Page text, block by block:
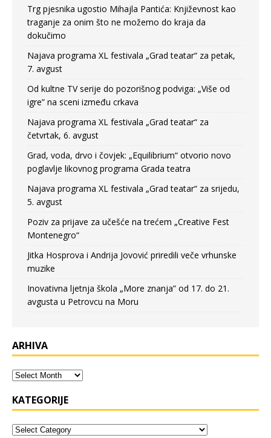
Trg pjesnika ugostio Mihajla Pantića: Književnost kao
traganje za onim što ne možemo do kraja da
dokučimo
Najava programa XL festivala „Grad teatar“ za petak,
7. avgust
Od kultne TV serije do pozorišnog podviga: „Više od
igre” na sceni između crkava
Najava programa XL festivala „Grad teatar“ za
četvrtak, 6. avgust
Grad, voda, drvo i čovjek: „Equilibrium“ otvorio novo
poglavlje likovnog programa Grada teatra
Najava programa XL festivala „Grad teatar“ za srijedu,
5. avgust
Poziv za prijave za učešće na trećem „Creative Fest
Montenegro“
Jitka Hosprova i Andrija Jovović priredili veče vrhunske
muzike
Inovativna ljetnja škola „More znanja” od 17. do 21.
avgusta u Petrovcu na Moru
ARHIVA
KATEGORIJE